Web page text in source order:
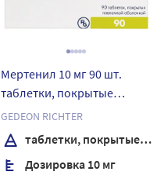
Мертенил 10 мг 90 шт.
таблетки, покрытые
пленочной оболочкой
GEDEON RICHTER
таблетки, покрытые пленочной оболочкой
Дозировка 10 мг